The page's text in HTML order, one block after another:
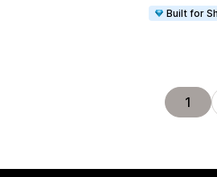
Built for
1